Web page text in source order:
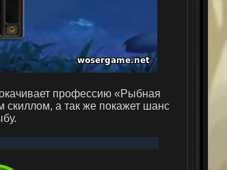
профессию «Рыбная
скиллом, а так же покажет шанс